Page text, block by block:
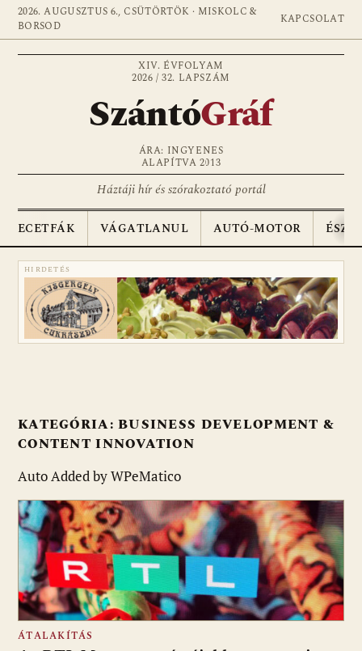
2026. AUGUSZTUS 6., CSÜTÖRTÖK · MISKOLC &
BORSOD
KAPCSOLAT
XIV. ÉVFOLYAM
2026 / 32. LAPSZÁM
SzántóGráf
ÁRA: INGYENES
ALAPÍTVA 2013
Háztáji hír és szórakoztató portál
ECETFÁK VÁGATLANUL AUTÓ-MOTOR
HIRDETÉS
KATEGÓRIA:BUSINESS DEVELOPMENT &
CONTENT INNOVATION
Auto Added by WPeMatico
ÁTALAKÍTÁS